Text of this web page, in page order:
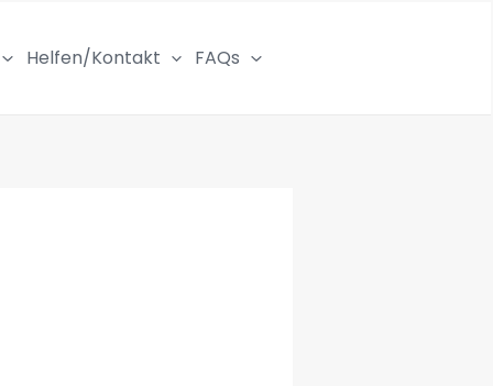
Helfen/Kontakt FAQs